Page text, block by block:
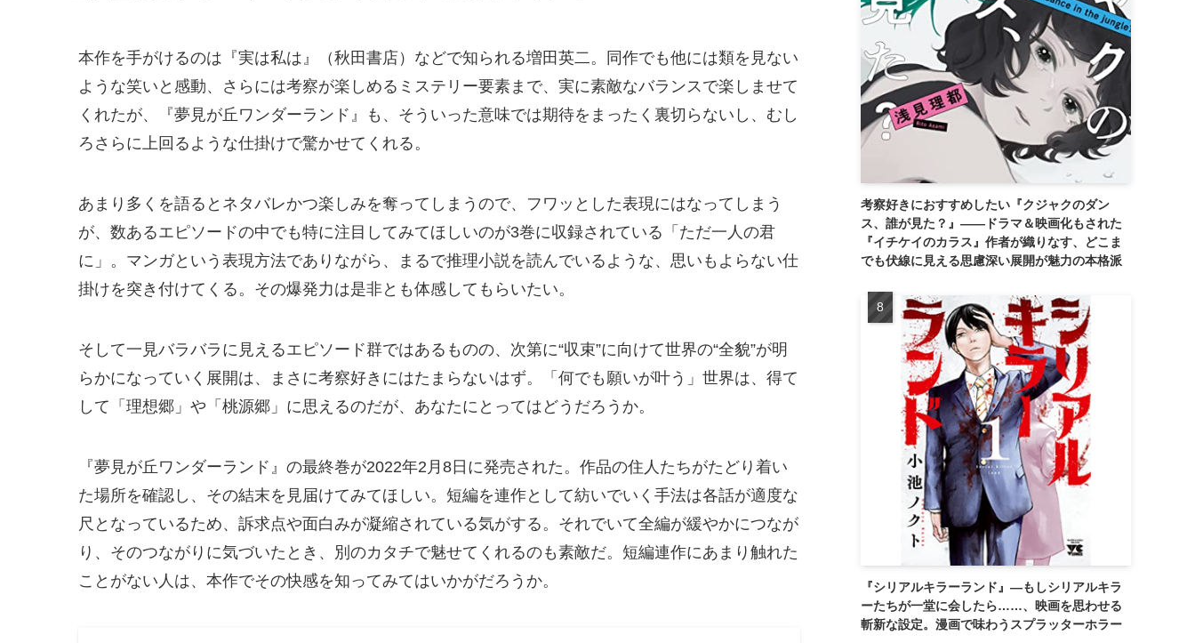
本作を手がけるのは『実は私は』（秋田書店）などで知られる増田英二。同作でも他には類を見ない
ような笑いと感動、さらには考察が楽しめるミステリー要素まで、実に素敵なバランスで楽しませて
くれたが、『夢見が丘ワンダーランド』も、そういった意味では期待をまったく裏切らないし、むし
ろさらに上回るような仕掛けで驚かせてくれる。
あまり多くを語るとネタバレかつ楽しみを奪ってしまうので、フワッとした表現にはなってしまう
が、数あるエピソードの中でも特に注目してみてほしいのが3巻に収録されている「ただ一人の君
に」。マンガという表現方法でありながら、まるで推理小説を読んでいるような、思いもよらない仕
掛けを突き付けてくる。その爆発力は是非とも体感してもらいたい。
そして一見バラバラに見えるエピソード群ではあるものの、次第に“収束”に向けて世界の“全貌”が明
らかになっていく展開は、まさに考察好きにはたまらないはず。「何でも願いが叶う」世界は、得て
して「理想郷」や「桃源郷」に思えるのだが、あなたにとってはどうだろうか。
『夢見が丘ワンダーランド』の最終巻が2022年2月8日に発売された。作品の住人たちがたどり着い
た場所を確認し、その結末を見届けてみてほしい。短編を連作として紡いでいく手法は各話が適度な
尺となっているため、訴求点や面白みが凝縮されている気がする。それでいて全編が緩やかにつなが
り、そのつながりに気づいたとき、別のカタチで魅せてくれるのも素敵だ。短編連作にあまり触れた
ことがない人は、本作でその快感を知ってみてはいかがだろうか。
考察好きにおすすめしたい『クジャクのダン
ス、誰が見た？』――ドラマ＆映画化もされた
『イチケイのカラス』作者が織りなす、どこま
でも伏線に見える思慮深い展開が魅力の本格派
『シリアルキラーランド』―もしシリアルキラ
ーたちが一堂に会したら……、映画を思わせる
斬新な設定。漫画で味わうスプラッターホラー